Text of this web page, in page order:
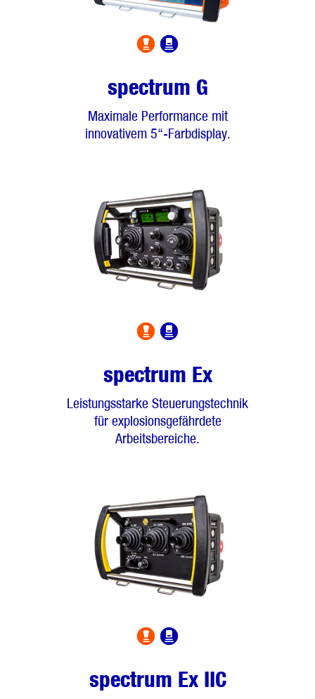
spectrum G
Maximale Performance mit
innovativem 5“-Farbdisplay.
spectrum Ex
Leistungsstarke Steuerungstechnik
für explosionsgefährdete
Arbeitsbereiche.
spectrum Ex IIC